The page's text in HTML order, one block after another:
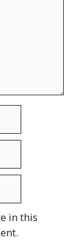
in this